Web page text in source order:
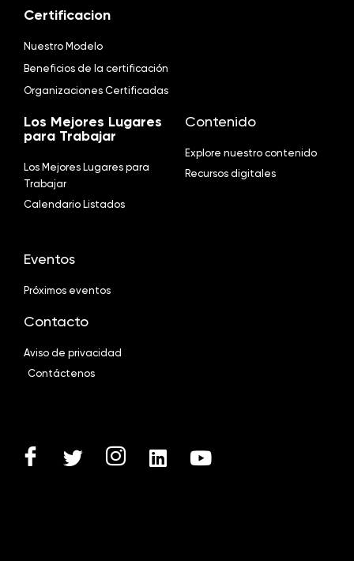
Certificacion
Nuestro Modelo
Beneficios de la certificación
Organizaciones Certificadas
Los Mejores Lugares
para Trabajar
Los Mejores Lugares para
Trabajar
Calendario Listados
Contenido
Explore nuestro contenido
Recursos digitales
Eventos
Próximos eventos
Contacto
Aviso de privacidad
Contáctenos